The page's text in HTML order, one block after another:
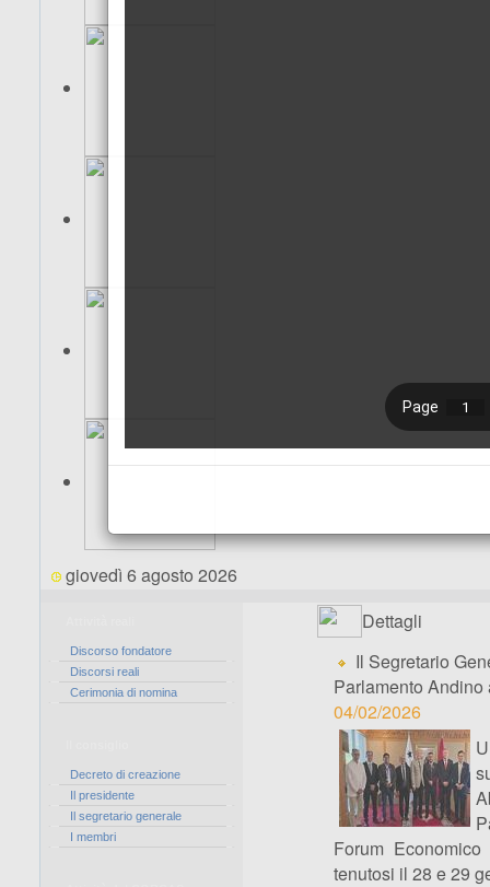
giovedì 6 agosto 2026
Discorso fondatore
Discorsi reali
Cerimonia di nomina
Decreto di creazione
Il presidente
Il segretario generale
I membri
Dettagli
Il Segretario
Parlamento
04/02/2026
Forum
tenutosi il 28 e 29